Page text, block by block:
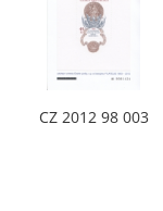
CZ 2012 98 003